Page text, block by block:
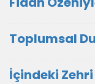
Toplumsal
İçindeki Zehri